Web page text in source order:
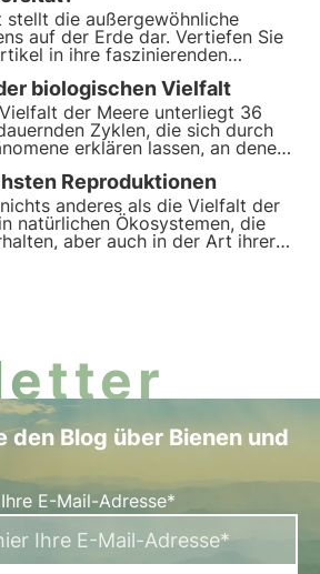
für den Schutz der
stellt die außergewöhnliche
auf der Erde dar. Vertiefen Sie
in ihre faszinierenden
Beispielen und entdecken
wichtig ist.
biologischen Vielfalt
der Meere unterliegt 36
Zyklen, die sich durch
erklären lassen, an denen
beteiligt sind. Entdecken Sie,
der Erde die
verändert haben.
Reproduktionen
anderes als die Vielfalt der
natürlichen Ökosystemen, die
aber auch in der Art ihrer
In der Natur gibt es
den Blog über Bienen und
E-Mail-Adresse*